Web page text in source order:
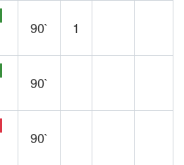
90` 1
90`
90`